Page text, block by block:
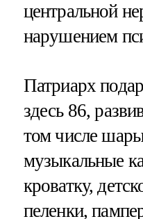
центральной
нарушением
Патриарх
здесь 86,
том числе
музыкальные
кроватку,
пеленки,